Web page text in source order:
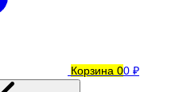
Корзина 00 ₽